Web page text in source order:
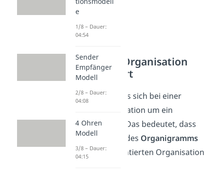
Funktionale Organisation
einfach erklärt
Generell handelt es sich bei einer
Funktionalorganisation um ein
Einliniensystem
. Das bedeutet, dass
das Grundmodell des Organigramms
der funktionsorientierten Organisation
e
1/8 – Dauer:
04:54
Sender
Empfänger
Modell
2/8 – Dauer:
04:08
4 Ohren
Modell
3/8 – Dauer:
04:15